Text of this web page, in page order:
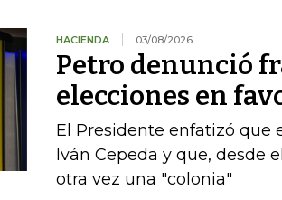
HACIENDA 03/08/2026
Petro denunció
elecciones en
El Presidente enfatizó que
Iván Cepeda y que, desde
otra vez una "colonia"